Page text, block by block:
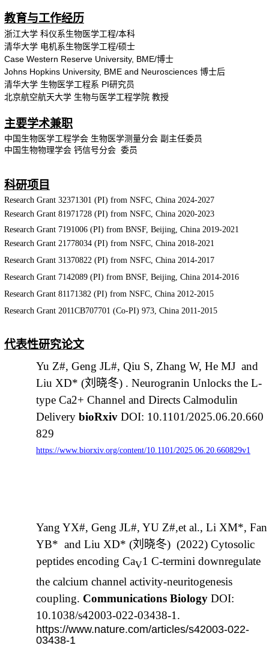
教育与工作经历
浙江大学 科仪系生物医学工程/本科
清华大学 电机系生物医学工程/硕士
Case Western Reserve University, BME/博士
Johns Hopkins University, BME and Neurosciences 博士后
清华大学 生物医学工程系 PI研究员
北京航空航天大学 生物与医学工程学院 教授
主要学术兼职
中国生物医学工程学会 生物医学测量分会 副主任委员
中国生物物理学会 钙信号分会 委员
科研项目
Research Grant 32371301 (PI) from NSFC, China 2024-2027
Research Grant 81971728 (PI) from NSFC, China 2020-2023
Research Grant 7191006 (PI) from BNSF, Beijing, China 2019-2021
Research Grant 21778034 (PI) from NSFC, China 2018-2021
Research Grant 31370822 (PI) from NSFC, China 2014-2017
Research Grant 7142089 (PI) from BNSF, Beijing, China 2014-2016
Research Grant 81171382 (PI) from NSFC, China 2012-2015
Research Grant 2011CB707701 (Co-PI) 973, China 2011-2015
代表性研究论文
Yu Z#, Geng JL#, Qiu S, Zhang W, He MJ and
Liu XD* (刘晓冬) . Neurogranin Unlocks the L-
type Ca2+ Channel and Directs Calmodulin
Delivery bioRxivDOI: 10.1101/2025.06.20.660
829
https://www.biorxiv.org/content/10.1101/2025.06.20.660829v1
Yang YX#, Geng JL#, YU Z#,et al., Li XM*, Fan
YB* and Liu XD* (刘晓冬) (2022) Cytosolic
peptides encoding CaV1 C-termini downregulate
the calcium channel activity-neuritogenesis
coupling. Communications BiologyDOI:
10.1038/s42003-022-03438-1.
https://www.nature.com/articles/s42003-022-
03438-1